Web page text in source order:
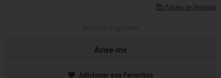
Tabela de Medidas
Avise-me
Adicionar aos Favoritos